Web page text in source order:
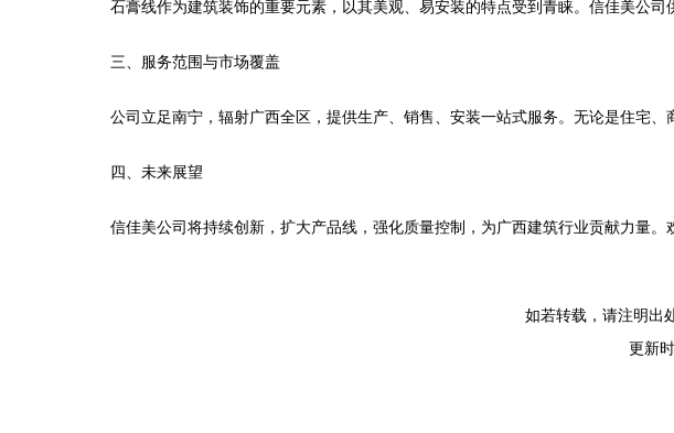
石膏线作为建筑装饰的重要元素，以其美观、易安装的特点受到青睐。信佳美公
三、服务范围与市场覆盖
公司立足南宁，辐射广西全区，提供生产、销售、安装一站式服务。无论是住宅
四、未来展望
信佳美公司将持续创新，扩大产品线，强化质量控制，为广西建筑行业贡献力量。
如若转载，请注明出
更新